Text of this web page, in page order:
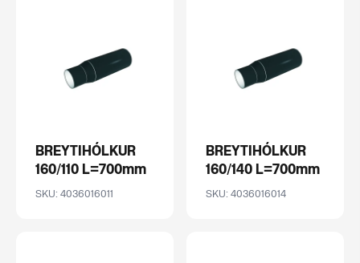
BREYTIHÓLKUR
160/110 L=700mm
SKU: 4036016011
BREYTIHÓLKUR
160/140 L=700mm
SKU: 4036016014